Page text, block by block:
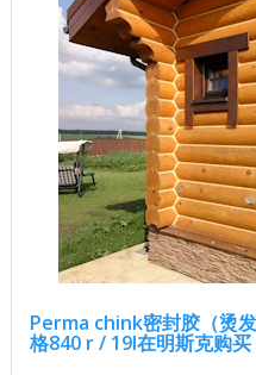
Perma chink密封胶（烫
格840 r / 19l在明斯克购买